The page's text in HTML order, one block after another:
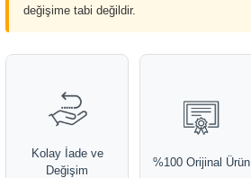
değişime tabi değildir.
Kolay İade ve
Değişim
%100 Orijinal Ürün